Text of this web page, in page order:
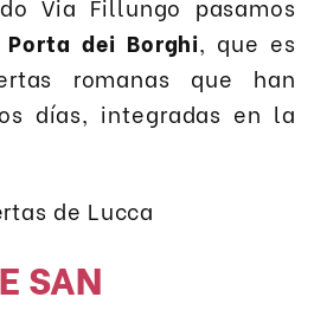
Porta dei Borghi, que es
romanas que han
días, integradas en la
SAN